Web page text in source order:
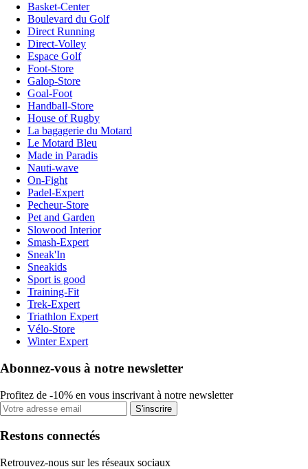
Basket-Center
Boulevard du Golf
Direct Running
Direct-Volley
Espace Golf
Foot-Store
Galop-Store
Goal-Foot
Handball-Store
House of Rugby
La bagagerie du Motard
Le Motard Bleu
Made in Paradis
Nauti-wave
On-Fight
Padel-Expert
Pecheur-Store
Pet and Garden
Slowood Interior
Smash-Expert
Sneak'In
Sneakids
Sport is good
Training-Fit
Trek-Expert
Triathlon Expert
Vélo-Store
Winter Expert
Abonnez-vous à notre newsletter
Profitez de -10% en vous inscrivant à notre newsletter
S'inscrire
Restons connectés
Retrouvez-nous sur les réseaux sociaux